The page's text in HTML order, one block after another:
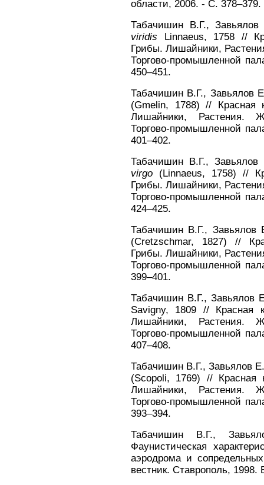
области, 2006. - С. 378–379.
Табачишин В.Г.,
viridis Linnaeus, 1758 //
Грибы. Лишайники,
Торгово-промышленной
450–451.
Табачишин В.Г., Завьялов
(Gmelin, 1788) // Красная
Лишайники, Растения.
Торгово-промышленной
401–402.
Табачишин В.Г.,
virgo (Linnaeus, 1758) //
Грибы. Лишайники,
Торгово-промышленной
424–425.
Табачишин В.Г., Завьялов
(Cretzschmar, 1827) //
Грибы. Лишайники,
Торгово-промышленной
399–401.
Табачишин В.Г., Завьялов
Savigny, 1809 // Красная
Лишайники, Растения.
Торгово-промышленной
407–408.
Табачишин В.Г., Завьялов
(Scopoli, 1769) // Красная
Лишайники, Растения.
Торгово-промышленной
393–394.
Табачишин В.Г.,
Фаунистическая
аэродрома и
вестник. Ставрополь,